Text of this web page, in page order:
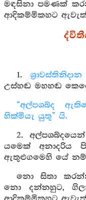
මඳසිනා පමණක්
ආදිකම්මිකහට
1.
උස්හඬ මහහඬ
“අල්පශබ්ද
හික්මියැ යුතු” යි.
2.
යමෙක් අනාදරිය
ඇතුළුගමෙහි යේ නම්
නො සිතා
නො දන්නහුට,